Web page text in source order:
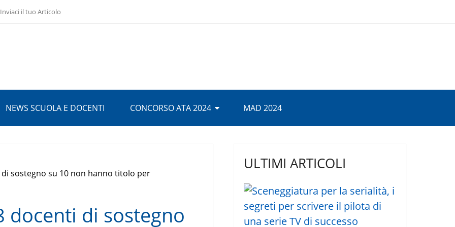
Inviaci il tuo Articolo
NEWS SCUOLA E DOCENTI CONCORSO ATA 2024 MAD 2024
sostegno su 10 non hanno titolo per
docenti di sostegno
ULTIMI ARTICOLI